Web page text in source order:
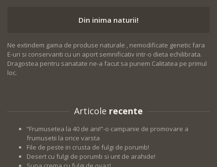
Din inima naturii!
Ne extindem gama de produse naturale , nemodificate genetic fara
E-uri si conservanti cu un aport semnificativ intr-o dieta echilibrata.
Dragostea pentru sanatate ne-a facut sa punem Calitatea pe primul
loc.
Articole recente
“Frumusetea la 40 de ani!”-o campanie de promovare a
frumusetii la orice varsta
File de peste in crusta de fulgi de porumb!
Desert cu fulgi de porumb si unt de arahide!